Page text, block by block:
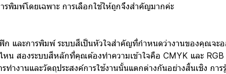
พิมพ์โดยเฉพาะ การเลือกใช้ให้ถูกจึงสำคัญมากค่ะ
ก และการพิมพ์ ระบบสีเป็นหัวใจสำคัญที่กำหนดว่างานของคุณจะ
หน สองระบบสีหลักที่คุณต้องทำความเข้าใจคือ CMYK และ
ทำงานและวัตถุประสงค์การใช้งานนั้นแตกต่างกันอย่างสิ้นเชิง การ